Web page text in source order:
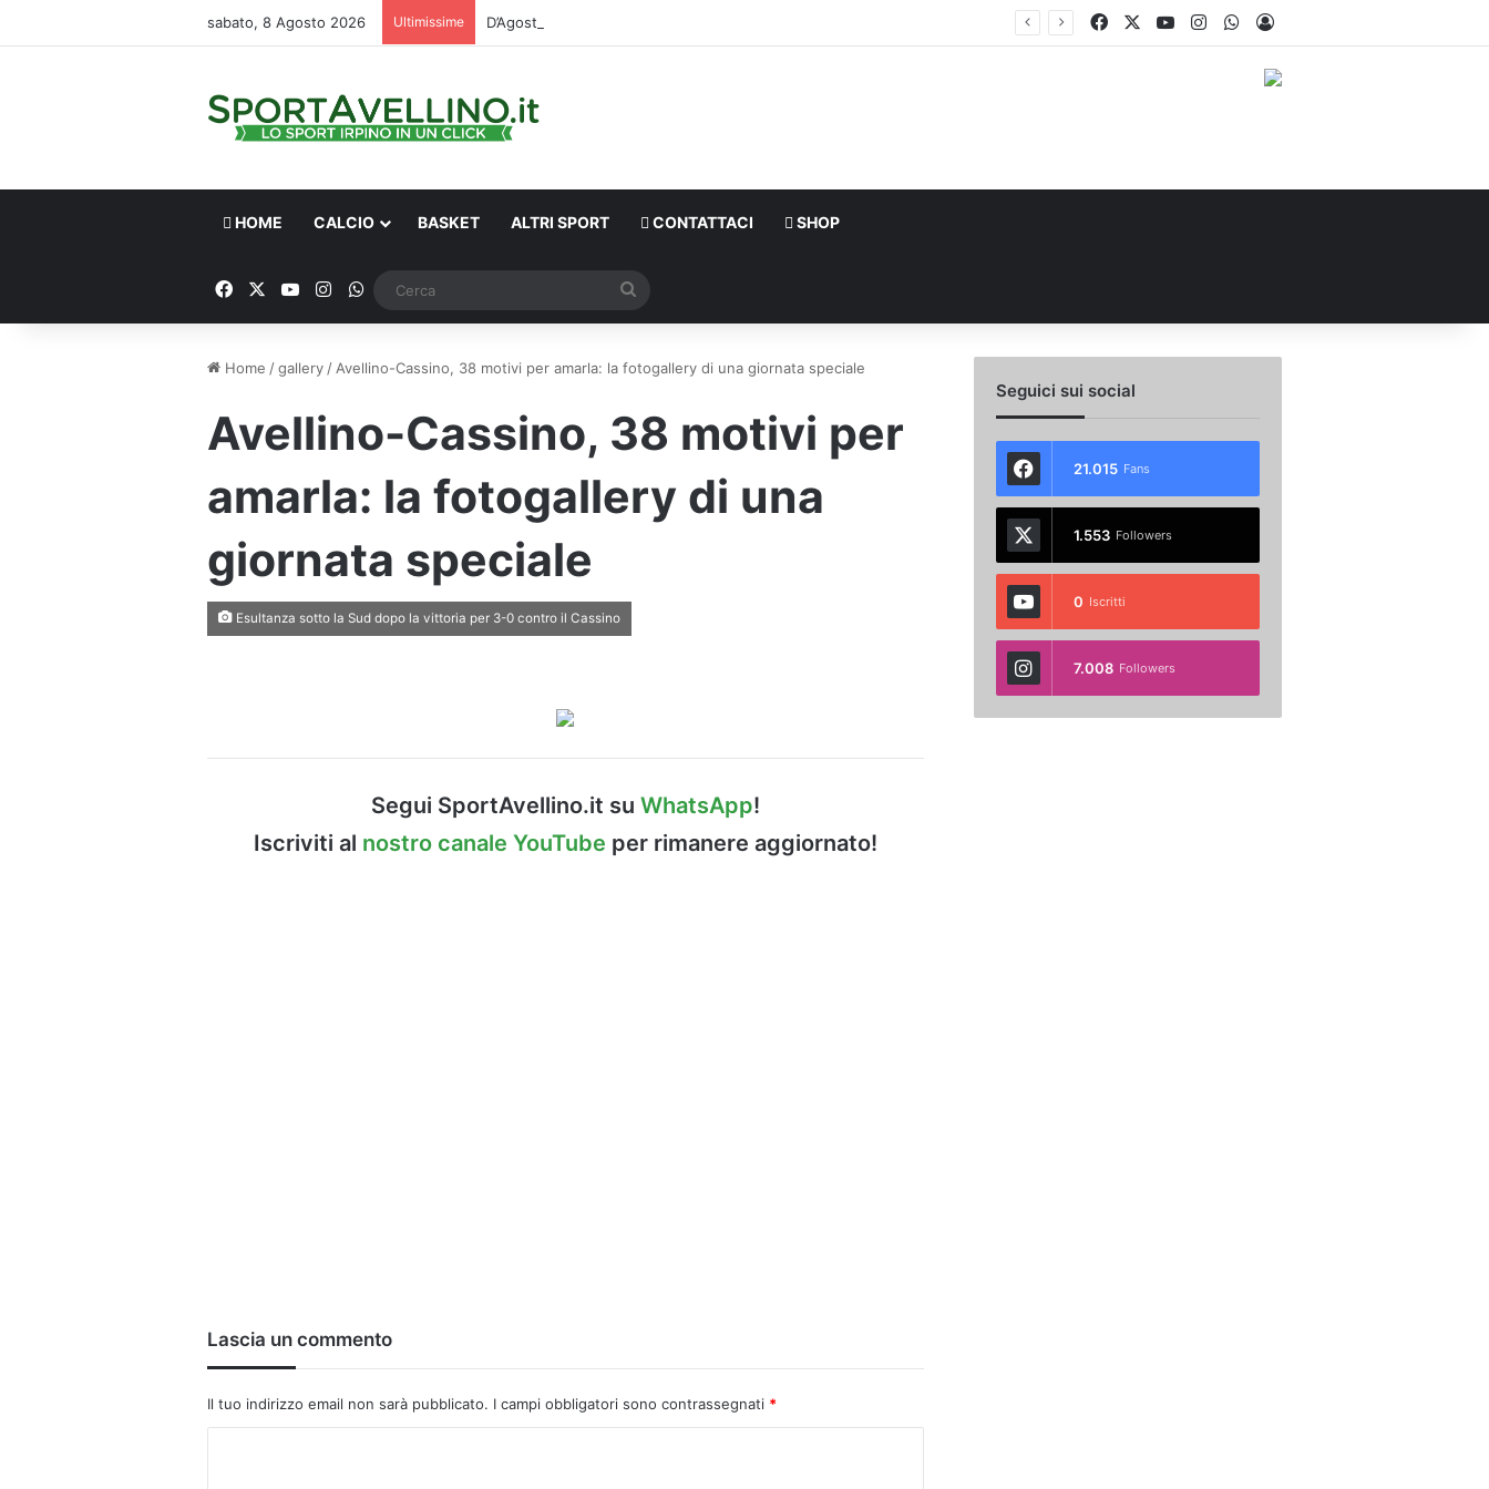
sabato, 8 Agosto 2026 Ultimissime FacebookYou TubeInstagramWhatsApp
Accedi
HOME CALCIO BASKET ALTRI SPORT CONTATTACI SHOP
FacebookYou TubeInstagram
WhatsApp
Home /gallery / Avellino-Cassino, 38 motivi per amarla: la fotogallery di una giornata speciale
Avellino-Cassino, 38 motivi per
amarla: la fotogallery di una
giornata speciale
Esultanza sotto la Sud dopo la vittoria per 3-0 contro il Cassino
Segui SportAvellino.it su WhatsApp!
Iscriviti al nostro canale YouTube per rimanere aggiornato!
Lascia un commento
Il tuo indirizzo email non sarà pubblicato. I campi obbligatori sono contrassegnati *
Seguici sui social
21.015 Fans
1.553 Followers
0 Iscritti
7.008 Followers